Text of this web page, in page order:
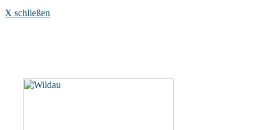
X schließen